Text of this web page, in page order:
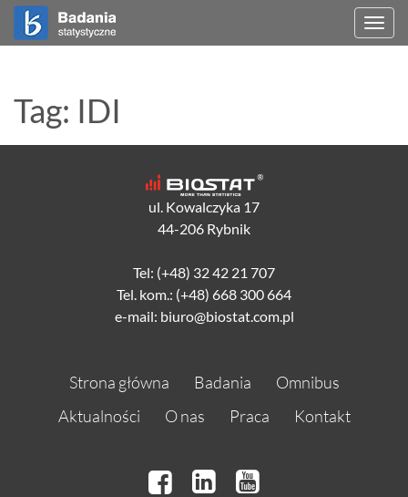
Tag: IDI
ul. Kowalczyka 17
44-206 Rybnik
Tel: (+48) 32 42 21 707
Tel. kom.: (+48) 668 300 664
e-mail: biuro@biostat.com.pl
Strona główna Badania
Omnibus
Aktualności
O nas Praca Kontakt